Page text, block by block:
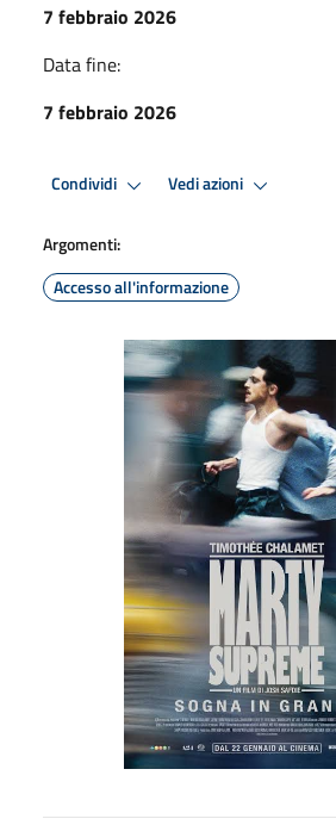
7 febbraio 2026
Data fine:
7 febbraio 2026
Condividi Vedi azioni
Argomenti:
Accesso all'informazione